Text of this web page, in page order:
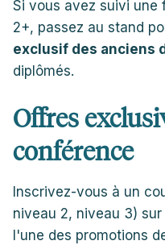
Si vous avez suivi une
2+, passez au stand
exclusif des anciens
diplômés.
Offres
conférence
Inscrivez-vous à un
niveau 2, niveau 3)
l'une des promotions